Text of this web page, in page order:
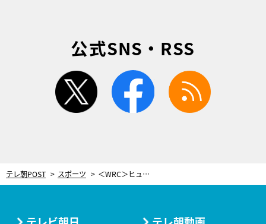
公式SNS・RSS
twitter facebook
テレ朝POST スポーツ ＜WRC＞ヒュンダイがトヨタを抜き1位に。再び“残り2戦”となり熾烈な争い続く